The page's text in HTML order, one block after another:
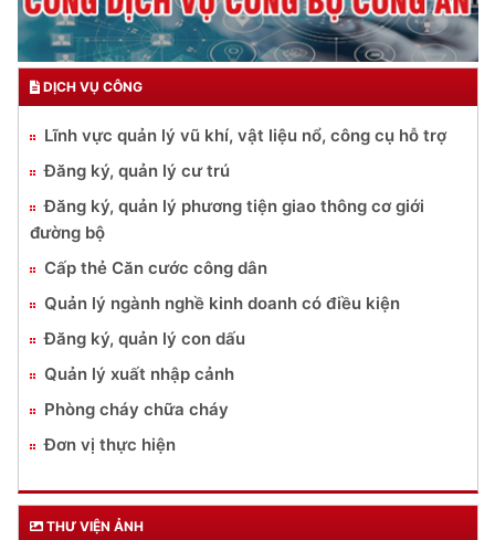
DỊCH VỤ CÔNG
Lĩnh vực quản lý vũ khí, vật liệu nổ, công cụ hỗ trợ
Đăng ký, quản lý cư trú
Đăng ký, quản lý phương tiện giao thông cơ giới
đường bộ
Cấp thẻ Căn cước công dân
Quản lý ngành nghề kinh doanh có điều kiện
Đăng ký, quản lý con dấu
Quản lý xuất nhập cảnh
Phòng cháy chữa cháy
Đơn vị thực hiện
THƯ VIỆN ẢNH